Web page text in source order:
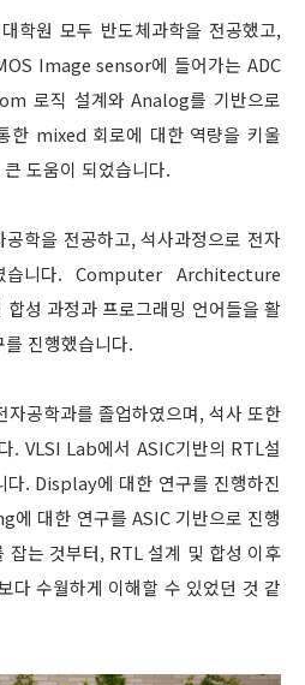
학원 모두 반도체과학을 전공했고,
Image sensor에 들어가는 ADC
로직 설계와 Analog를 기반으로
mixed 회로에 대한 역량을 키울
도움이 되었습니다.
공학을 전공하고, 석사과정으로 전자
습니다. Computer Architecture
성 과정과 프로그래밍 언어들을 활
진행했습니다.
자공학과를 졸업하였으며, 석사 또한
. VLSI Lab에서 ASIC기반의 RTL설
다. Display에 대한 연구를 진행하진
대한 연구를 ASIC 기반으로 진행
는 것부터, RTL 설계 및 합성 이후
다 수월하게 이해할 수 있었던 것 같